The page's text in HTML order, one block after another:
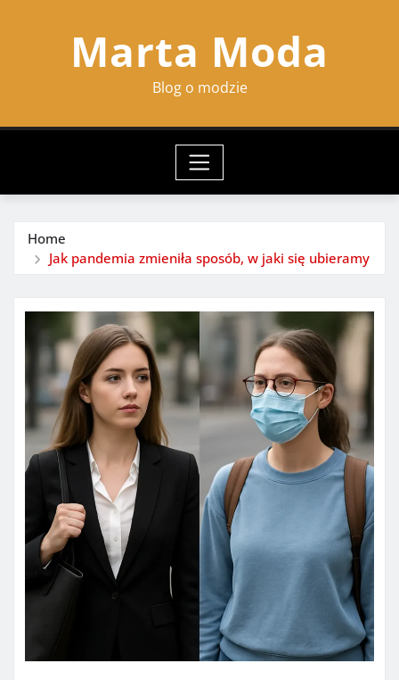
Marta Moda
Blog o modzie
Home
Jak pandemia zmieniła sposób, w jaki się ubieramy